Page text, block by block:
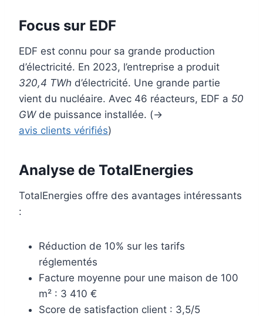
Focus sur EDF
EDF est connu pour sa grande production
d’électricité. En 2023, l’entreprise a produit
320,4 TWh d’électricité. Une grande partie
vient du nucléaire. Avec 46 réacteurs, EDF a 50
GWde puissance installée. (→
avis clients vérifiés)
Analyse de TotalEnergies
TotalEnergies offre des avantages intéressants
:
Réduction de 10% sur les tarifs
réglementés
Facture moyenne pour une maison de 100
m² : 3 410 €
Score de satisfaction client : 3,5/5